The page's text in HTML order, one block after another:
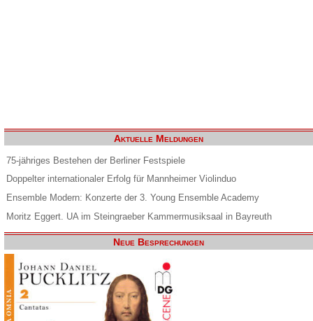
Aktuelle Meldungen
75-jähriges Bestehen der Berliner Festspiele
Doppelter internationaler Erfolg für Mannheimer Violinduo
Ensemble Modern: Konzerte der 3. Young Ensemble Academy
Moritz Eggert. UA im Steingraeber Kammermusiksaal in Bayreuth
Neue Besprechungen